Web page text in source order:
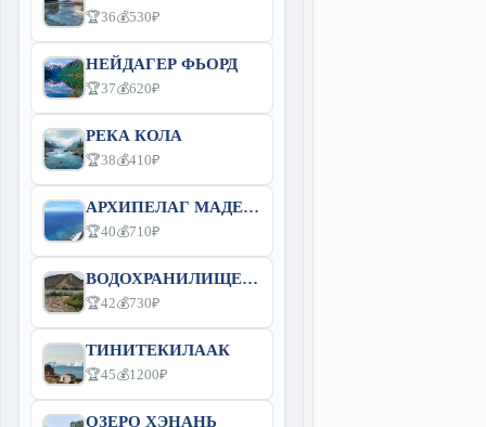
🏆36💰530₽
НЕЙДАГЕР ФЬОРД
🏆37💰620₽
РЕКА КОЛА
🏆38💰410₽
АРХИПЕЛАГ МАДЕЙРА
🏆40💰710₽
ВОДОХРАНИЛИЩЕ ЭБРО
🏆42💰730₽
ТИНИТЕКИЛААК
🏆45💰1200₽
ОЗЕРО ХЭНАНЬ